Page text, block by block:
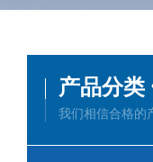
产品分类
我们相信合格的